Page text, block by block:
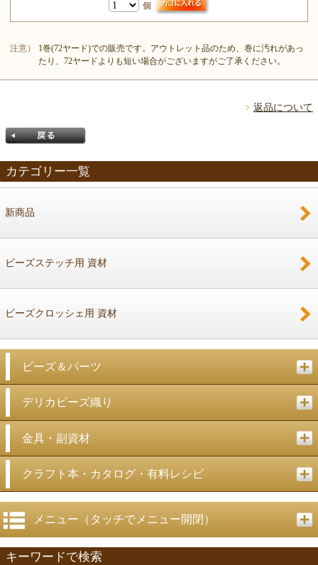
個
注意）
1巻(72ヤード)での販売です。アウトレット品のため、巻に汚れがあっ
たり、72ヤードよりも短い場合がございますがご了承ください。
返品について
カテゴリー一覧
新商品
ビーズステッチ用 資材
ビーズクロッシェ用 資材
ビーズ＆パーツ
デリカビーズ織り
金具・副資材
クラフト本・カタログ・有料レシピ
メニュー（タッチでメニュー開閉）
キーワードで検索